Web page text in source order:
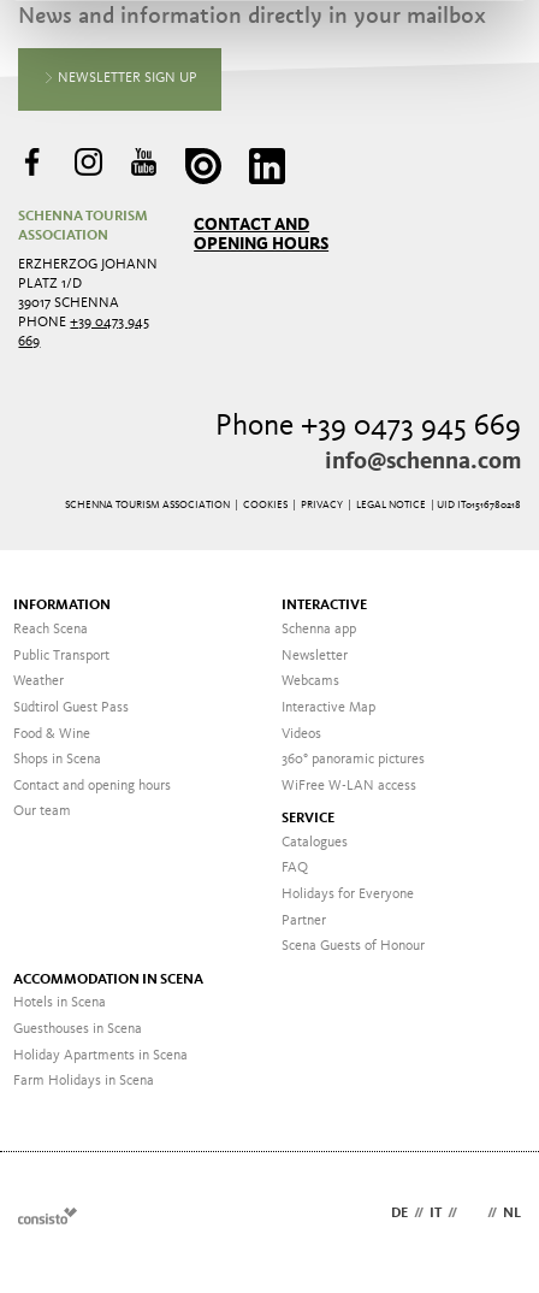
News and information directly in your mailbox
NEWSLETTER SIGN UP
SCHENNA TOURISM
ASSOCIATION
ERZHERZOG JOHANN
PLATZ 1/D
39017 SCHENNA
PHONE+39 0473 945
669
CONTACT AND
OPENING HOURS
Phone +39 0473 945 669
info@schenna.com
SCHENNA TOURISM ASSOCIATION | COOKIES| PRIVACY| LEGAL NOTICE | UID IT01516780218
INFORMATION
Reach Scena
Public Transport
Weather
Südtirol Guest Pass
Food & Wine
Shops in Scena
Contact and opening hours
Our team
INTERACTIVE
Schenna app
Newsletter
Webcams
Interactive Map
Videos
360° panoramic pictures
WiFree W-LAN access
SERVICE
Catalogues
FAQ
Holidays for Everyone
Partner
Scena Guests of Honour
ACCOMMODATION IN SCENA
Hotels in Scena
Guesthouses in Scena
Holiday Apartments in Scena
Farm Holidays in Scena
DE // IT // // NL